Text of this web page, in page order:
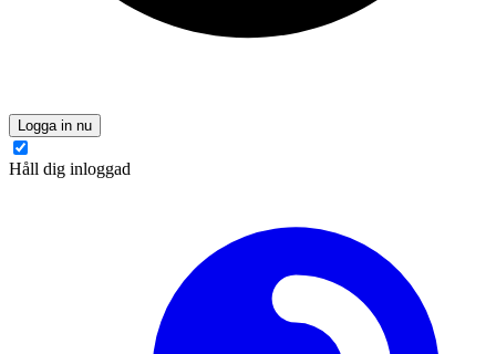
Logga in nu
Håll dig inloggad